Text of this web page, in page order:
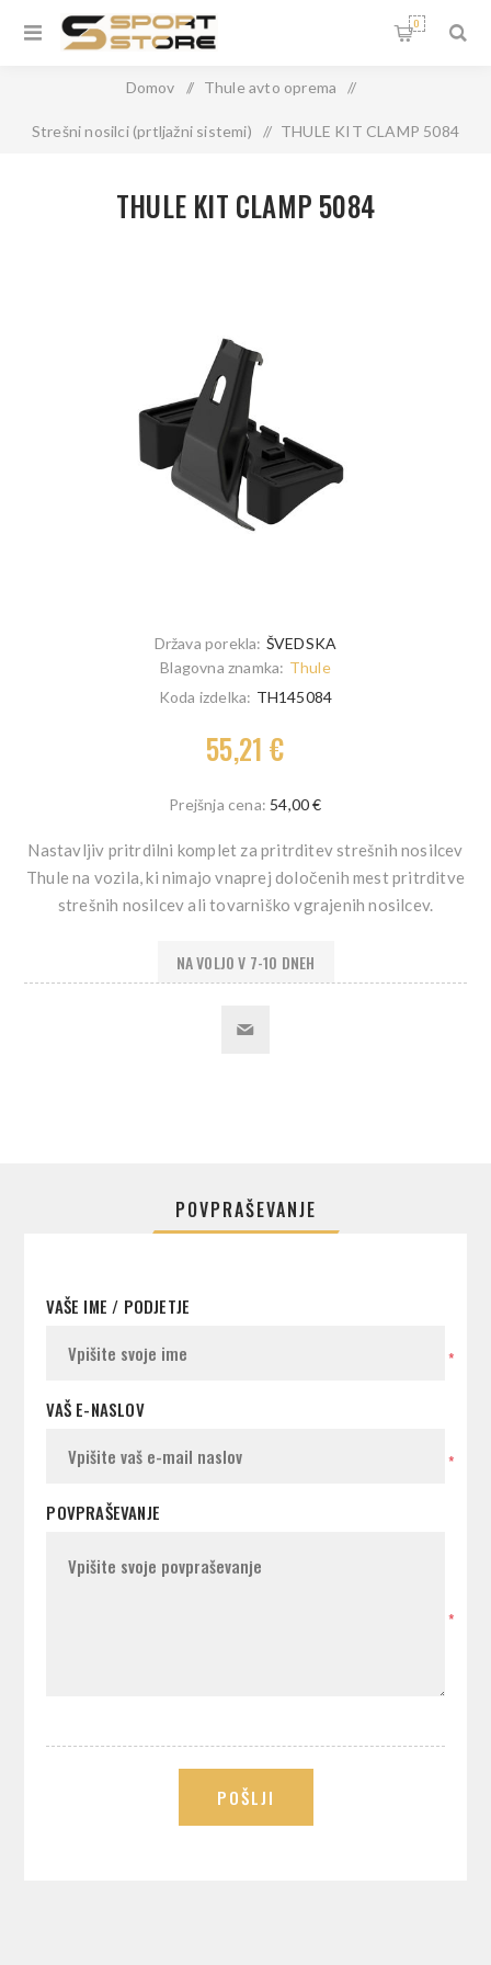
0
Domov / Thule avto oprema /
Strešni nosilci (prtljažni sistemi) / THULE KIT CLAMP 5084
Država porekla: ŠVEDSKA
THULE KIT CLAMP 5084
Blagovna znamka: Thule
Koda izdelka: TH145084
55,21 €
Prejšnja cena: 54,00 €
Nastavljiv pritrdilni komplet za pritrditev strešnih nosilcev
Thule na vozila, ki nimajo vnaprej določenih mest pritrditve
strešnih nosilcev ali tovarniško vgrajenih nosilcev.
NA VOLJO V 7-10 DNEH
POVPRAŠEVANJE
VAŠE IME / PODJETJE
*
VAŠ E-NASLOV
*
POVPRAŠEVANJE
*
POŠLJI